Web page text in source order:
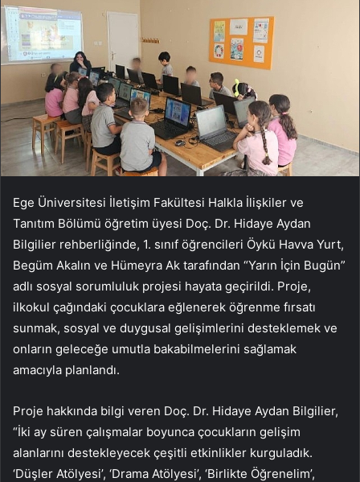
Ege Üniversitesi İletişim Fakültesi Halkla İlişkiler ve
Tanıtım Bölümü öğretim üyesi Doç. Dr. Hidaye Aydan
Bilgilier rehberliğinde, 1. sınıf öğrencileri Öykü Havva Yurt,
Begüm Akalın ve Hümeyra Ak tarafından “Yarın İçin Bugün”
adlı sosyal sorumluluk projesi hayata geçirildi. Proje,
ilkokul çağındaki çocuklara eğlenerek öğrenme fırsatı
sunmak, sosyal ve duygusal gelişimlerini desteklemek ve
onların geleceğe umutla bakabilmelerini sağlamak
amacıyla planlandı.
Proje hakkında bilgi veren Doç. Dr. Hidaye Aydan Bilgilier,
“İki ay süren çalışmalar boyunca çocukların gelişim
alanlarını destekleyecek çeşitli etkinlikler kurguladık.
‘Düşler Atölyesi’, ‘Drama Atölyesi’, ‘Birlikte Öğrenelim’,